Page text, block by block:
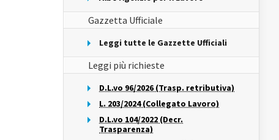
Gazzetta Ufficiale
Leggi tutte le Gazzette Ufficiali
Leggi più richieste
D.L.vo 96/2026 (Trasp. retributiva)
L. 203/2024 (Collegato Lavoro)
D.L.vo 104/2022 (Decr.
Trasparenza)